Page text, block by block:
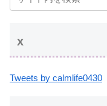
x
Tweets by calmlife0430